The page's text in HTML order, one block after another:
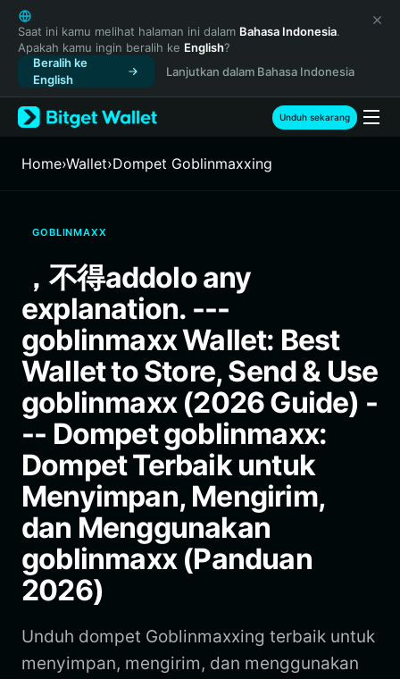
English
日本語
Tiếng Việt
Русский
Español (Latinoamérica)
Türkçe
Français
繁體中文
Bahasa Indonesia
ภาษาไทย
हिन्दी
Español
Português (Brasil)
Español (Argentina)
Saat ini kamu melihat halaman ini dalam Bahasa Indonesia.
Apakah kamu ingin beralih ke English?
Beralih ke
English
Lanjutkan dalam Bahasa Indonesia
Unduh sekarang
Home›Wallet›Dompet Goblinmaxxing
GOBLINMAXX
，不得addolo any
explanation. ---
goblinmaxx Wallet: Best
Wallet to Store, Send & Use
goblinmaxx (2026 Guide) -
-- Dompet goblinmaxx:
Dompet Terbaik untuk
Menyimpan, Mengirim,
dan Menggunakan
goblinmaxx (Panduan
2026)
Unduh dompet Goblinmaxxing terbaik untuk
menyimpan, mengirim, dan menggunakan